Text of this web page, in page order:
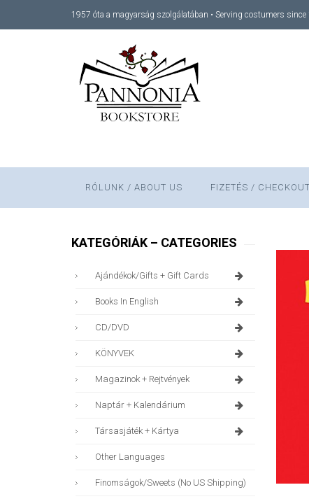
1957 óta a magyarság szolgálatában • Serving costumers since
RÓLUNK / ABOUT US FIZETÉS / CHECKOUT
KATEGÓRIÁK – CATEGORIES
Ajándékok/gifts + Gift Cards
Books In English
CD/DVD
KÖNYVEK
Magazinok + Rejtvények
Naptár + Kalendárium
Társasjáték + Kártya
Other Languages
Finomságok/sweets (no US Shipping)